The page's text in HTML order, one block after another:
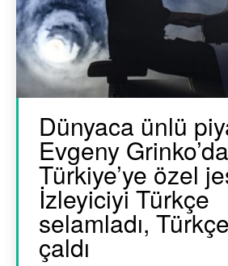
Dünyaca ünlü
Evgeny
Türkiye’ye özel
İzleyiciyi Türkçe
selamladı,
çaldı